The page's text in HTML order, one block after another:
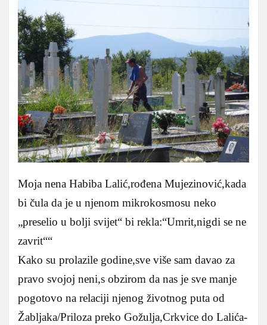
Moja nena Habiba Lalić,rođena Mujezinović,kada
bi čula da je u njenom mikrokosmosu neko
„preselio u bolji svijet“ bi rekla:“Umrit,nigdi se ne
zavrit““
Kako su prolazile godine,sve više sam davao za
pravo svojoj neni,s obzirom da nas je sve manje
pogotovo na relaciji njenog životnog puta od
Žabljaka/Priloza preko Gožulja,Crkvice do Lalića-